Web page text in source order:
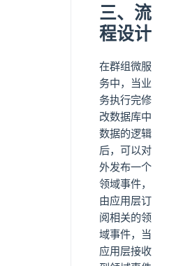
三、流
程设计
在群组微服
务中，当业
务执行完修
改数据库中
数据的逻辑
后，可以对
外发布一个
领域事件，
由应用层订
阅相关的领
域事件，当
应用层接收